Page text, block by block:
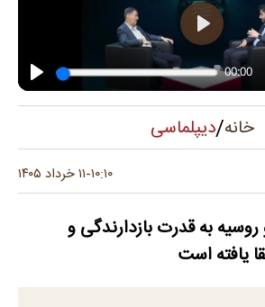
خانه/دیپلماسی
۱۰:۱۰-۱۱ خرداد ۱۴۰۵
به قدرت بازدارندگی و
یافته است